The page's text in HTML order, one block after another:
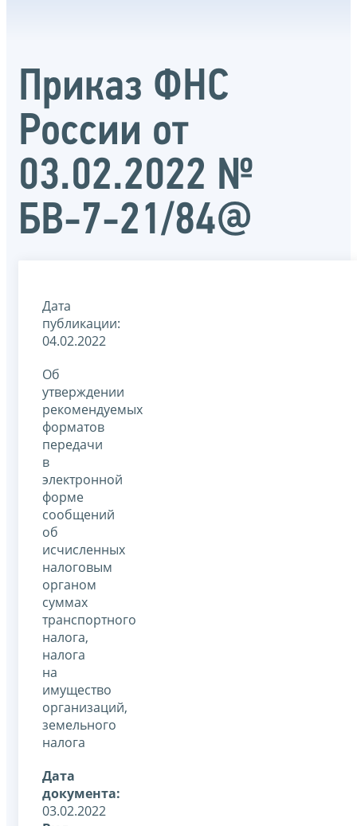
Приказ ФНС
России от
03.02.2022 №
БВ-7-21/84@
Дата
публикации:
04.02.2022
Об
утверждении
рекомендуемых
форматов
передачи
в
электронной
форме
сообщений
об
исчисленных
налоговым
органом
суммах
транспортного
налога,
налога
на
имущество
организаций,
земельного
налога
Дата
документа:
03.02.2022